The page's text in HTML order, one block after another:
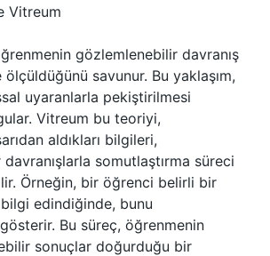
Vitreum
gözlemlenebilir davranış
savunur. Bu yaklaşım,
uyaranlarla pekiştirilmesi
Vitreum bu teoriyi,
aldıkları bilgileri,
somutlaştırma süreci
Örneğin, bir öğrenci belirli bir
edindiğinde, bunu
gösterir. Bu süreç, öğrenmenin
sonuçlar doğurduğu bir